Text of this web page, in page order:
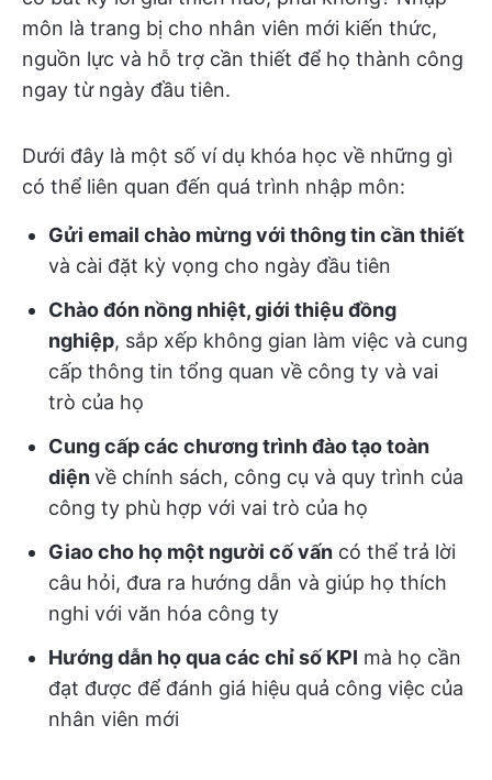
môn là trang bị cho nhân viên mới kiến thức,
nguồn lực và hỗ trợ cần thiết để họ thành công
ngay từ ngày đầu tiên.
Dưới đây là một số ví dụ khóa học về những gì
có thể liên quan đến quá trình nhập môn:
Gửi email chào mừng với thông tin cần thiết
và cài đặt kỳ vọng cho ngày đầu tiên
Chào đón nồng nhiệt, giới thiệu đồng
nghiệp, sắp xếp không gian làm việc và cung
cấp thông tin tổng quan về công ty và vai
trò của họ
Cung cấp các chương trình đào tạo toàn
diệnvề chính sách, công cụ và quy trình của
công ty phù hợp với vai trò của họ
Giao cho họ một người cố vấn có thể trả lời
câu hỏi, đưa ra hướng dẫn và giúp họ thích
nghi với văn hóa công ty
Hướng dẫn họ qua các chỉ số KPI mà họ cần
đạt được để đánh giá hiệu quả công việc của
nhân viên mới